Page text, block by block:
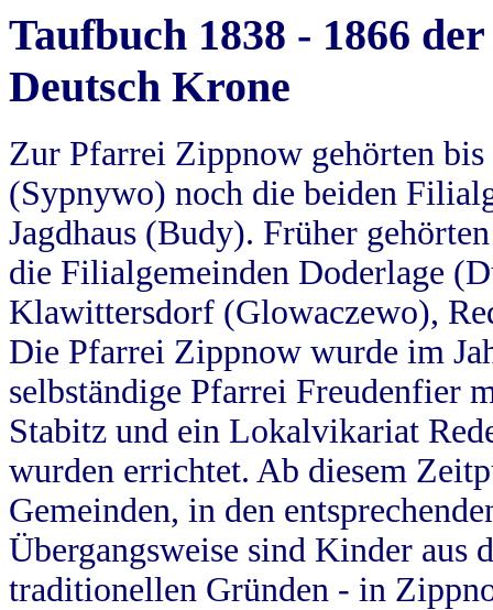
Taufbuch 1838 - 1866
Deutsch Krone
Zur Pfarrei Zippnow gehörten
(Sypnywo) noch die beiden
Jagdhaus (Budy). Früher
die Filialgemeinden Doderlage
Klawittersdorf (Glowaczewo),
Die Pfarrei Zippnow wurde im
selbständige Pfarrei Freudenfier
Stabitz und ein Lokalvikariat
wurden errichtet. Ab diesem
Gemeinden, in den
Übergangsweise sind Kinder aus
traditionellen Gründen - in